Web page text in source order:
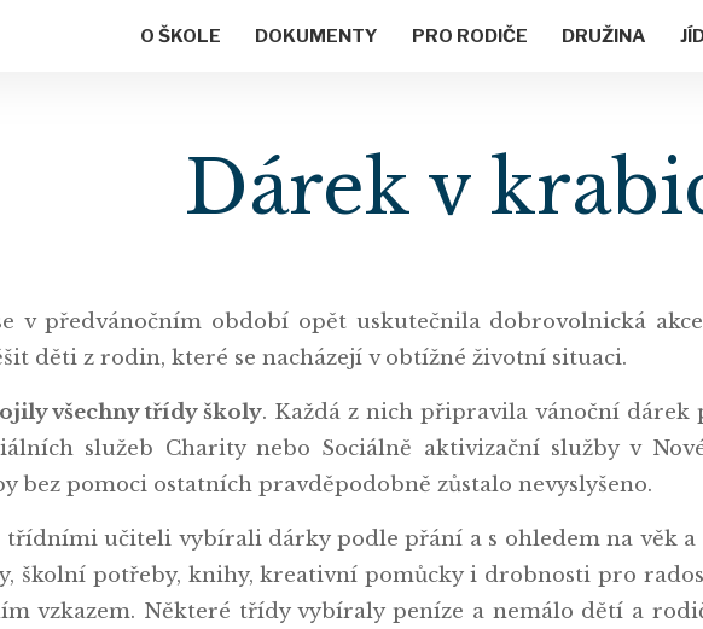
O ŠKOLE DOKUMENTY PRO RODIČE DRUŽINA
Dárek v
v předvánočním období opět uskutečnila dobrovolnická
děti z rodin, které se nacházejí v obtížné životní situaci.
všechny třídy školy. Každá z nich připravila vánoční
služeb Charity nebo Sociálně aktivizační služby v
bez pomoci ostatních pravděpodobně zůstalo nevyslyšeno.
třídními učiteli vybírali dárky podle přání a s ohledem na věk
školní potřeby, knihy, kreativní pomůcky i drobnosti pro
vzkazem. Některé třídy vybíraly peníze a nemálo dětí a